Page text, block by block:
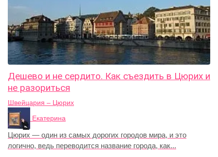
Дешево и не сердито. Как съездить в Цюрих и
не разориться
Швейцария – Цюрих
Екатерина
Цюрих — один из самых дорогих городов мира, и это
логично, ведь переводится название города, как...